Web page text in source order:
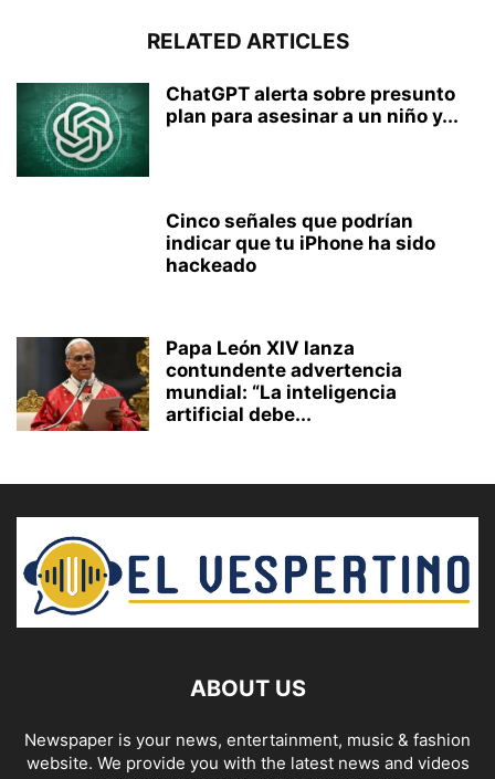
RELATED ARTICLES
ChatGPT alerta sobre presunto
plan para asesinar a un niño y...
Cinco señales que podrían
indicar que tu iPhone ha sido
hackeado
Papa León XIV lanza
contundente advertencia
mundial: “La inteligencia
artificial debe...
ABOUT US
Newspaper is your news, entertainment, music & fashion
website. We provide you with the latest news and videos